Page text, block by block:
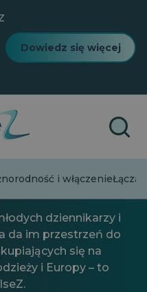
Dowiedz się więcej
i włączenie
milowy dla
dziennikarzy i
da im przestrzeń do
się na
i Europy – to